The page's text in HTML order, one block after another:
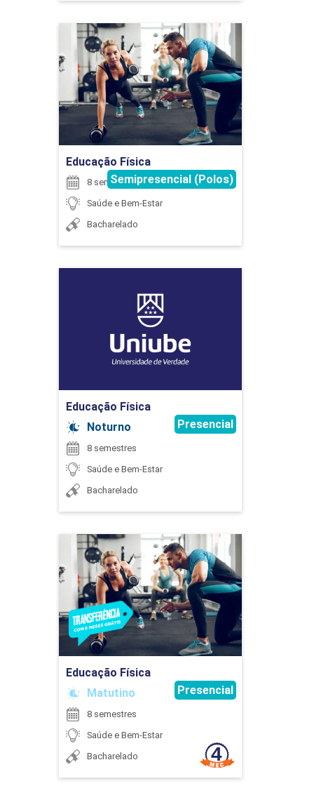
60
FUNDAMENTOS, HISTÓRIA E EVOLUÇÃO
DA TERAPIA OCUPACIONAL
45
45
GESTÃO EM SAÚDE PÚBLICA
IMUNOLOGIA E PATOLOGIA
90
LIDERANÇA E GESTÃO DE EQUIPES
Educação Física
Semipresencial (Polos)
8 semestres
Saúde e Bem-Estar
Bacharelado
Educação Física
Detalhes do curso
Ir para Inscrição
Educação Física
Noturno
Presencial
8 semestres
Saúde e Bem-Estar
Bacharelado
Detalhes do curso
Educação Física
Matutino
Presencial
8 semestres
Saúde e Bem-Estar
Bacharelado
Educação Física
Detalhes do curso
Ir para Inscrição